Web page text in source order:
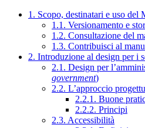
1. Scopo, destinatari e uso del
1.1. Versionamento e
1.2. Consultazione del
1.3. Contribuisci al
2. Introduzione al design per i
2.1. Design per
government)
2.2. L’approccio
2.2.1. Buone
2.2.2. Principi
2.3. Accessibilità